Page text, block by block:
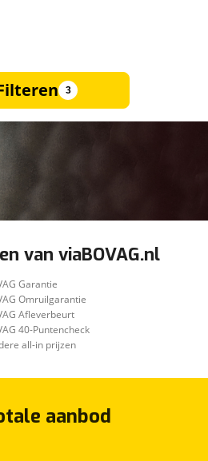
3
van viaBOVAG.nl
Garantie
Omruilgarantie
Afleverbeurt
40-Puntencheck
all-in prijzen
aanbod